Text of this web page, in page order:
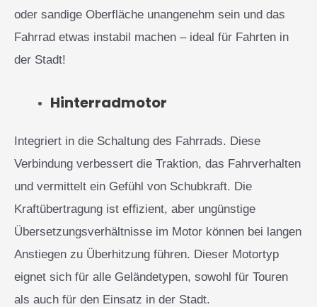
oder sandige Oberfläche unangenehm sein und das
Fahrrad etwas instabil machen – ideal für Fahrten in
der Stadt!
Hinterradmotor
Integriert in die Schaltung des Fahrrads. Diese
Verbindung verbessert die Traktion, das Fahrverhalten
und vermittelt ein Gefühl von Schubkraft. Die
Kraftübertragung ist effizient, aber ungünstige
Übersetzungsverhältnisse im Motor können bei langen
Anstiegen zu Überhitzung führen. Dieser Motortyp
eignet sich für alle Geländetypen, sowohl für Touren
als auch für den Einsatz in der Stadt.